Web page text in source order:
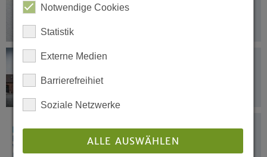
Kerstin Goldbeck ist einzige
26.01.2020
NRW: Den Anfängen wehren
Von Babyausstattung bis Kunstprojekt
Notwendige Cookies
Statistik
Externe Medien
Barrierefreihiet
Soziale Netzwerke
ALLE AUSWÄHLEN